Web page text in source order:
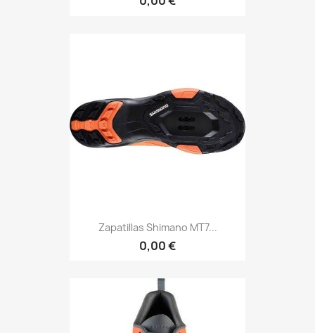
Zapatillas Shimano MT7...
0,00 €